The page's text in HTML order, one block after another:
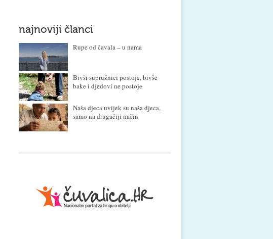
najnoviji članci
Rupe od čavala – u nama
Bivši supružnici postoje, bivše
bake i djedovi ne postoje
Naša djeca uvijek su naša djeca,
samo na drugačiji način